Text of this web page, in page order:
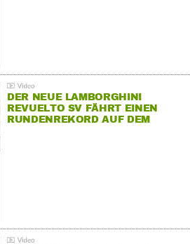
DER NEUE LAMBORGHINI
REVUELTO SV FÄHRT EINEN
RUNDENREKORD AUF DEM